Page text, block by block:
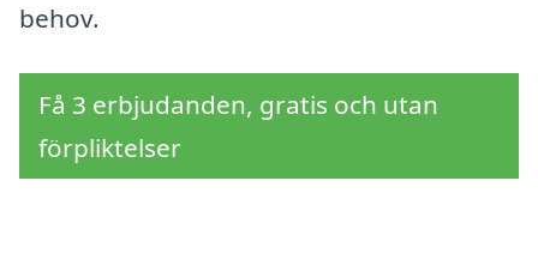
behov.
Få 3 erbjudanden, gratis och utan
förpliktelser